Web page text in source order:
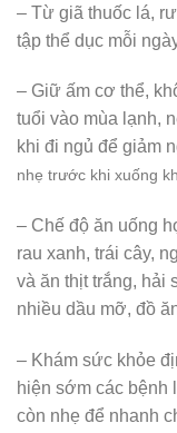
– Từ giã thuốc lá,
tập thể dục mỗi
– Giữ ấm cơ thể,
tuổi vào mùa lạnh,
khi đi ngủ để giảm
nhẹ trước khi xuống
– Chế độ ăn uống
rau xanh, trái cây,
và ăn thịt trắng, hải
nhiều dầu mỡ, đồ
– Khám sức khỏe
hiện sớm các bệnh
còn nhẹ để nhanh